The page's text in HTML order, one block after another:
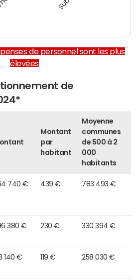
de personnel sont les plus
élevées
de
Montant
par
habitant
Moyenne
communes
de 500 à 2
000
habitants
740 € 439 € 783 493 €
380 € 230 € 330 394 €
140 € 119 € 258 030 €